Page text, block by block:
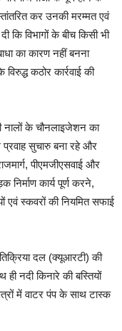
कर उनकी मरम्मत एवं
कि विभागों के बीच किसी भी
का कारण नहीं बनना
कठोर कार्रवाई की
नालों के चौनलाइजेशन का
प्रवाह सुचारु बना रहे और
पीएमजीएसवाई और
निर्माण कार्य पूर्ण करने,
एवं स्कवरों की नियमित सफाई
दल (क्यूआरटी) की
नदी किनारे की बस्तियों
में वाटर पंप के साथ टास्क